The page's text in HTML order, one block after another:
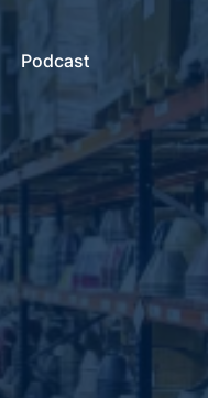
Podcast